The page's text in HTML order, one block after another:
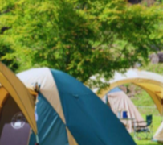
の方には、産地別やフレ
７杯を試すことで、より
う。
いと７杯飲み比べのポ
は、ダージリン、アール